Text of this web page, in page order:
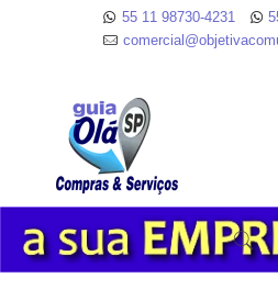
55 11 98730-4231